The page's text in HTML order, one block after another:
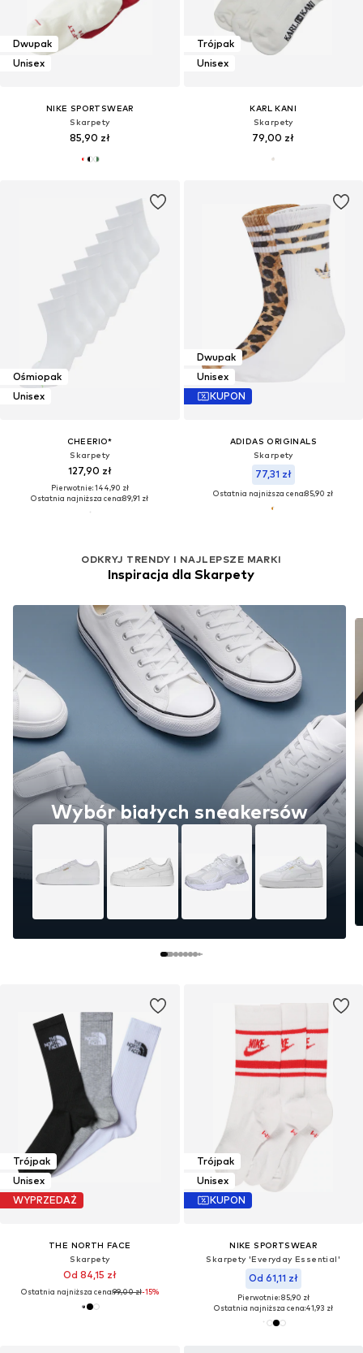
Dwupak
Unisex
NIKE SPORTSWEAR
Skarpety
85,90 zł
Trójpak
Unisex
KARL KANI
Skarpety
79,00 zł
Ośmiopak
Unisex
CHEERIO*
Skarpety
127,90 zł
Pierwotnie: 144,90 zł
Ostatnia najniższa cena:89,91 zł
Dwupak
Unisex
KUPON
ADIDAS ORIGINALS
Skarpety
77,31 zł
Ostatnia najniższa cena:85,90 zł
ODKRYJ TRENDY I NAJLEPSZE MARKI
Inspiracja dla Skarpety
Wybór białych sneakersów
Trójpak
Unisex
WYPRZEDAŻ
THE NORTH FACE
Skarpety
Od 84,15 zł
Ostatnia najniższa cena:99,00 zł-15%
Trójpak
Unisex
KUPON
NIKE SPORTSWEAR
Skarpety 'Everyday Essential'
Od 61,11 zł
Pierwotnie: 85,90 zł
Ostatnia najniższa cena:41,93 zł